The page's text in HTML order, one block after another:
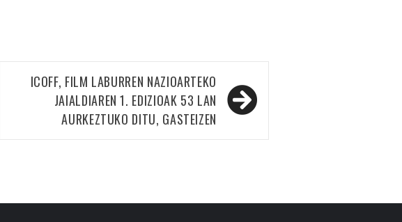
ICOFF, FILM LABURREN NAZIOARTEKO
JAIALDIAREN 1. EDIZIOAK 53 LAN
AURKEZTUKO DITU, GASTEIZEN